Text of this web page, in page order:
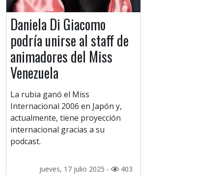
Daniela Di Giacomo
podría unirse al staff de
animadores del Miss
Venezuela
La rubia ganó el Miss
Internacional 2006 en Japón y,
actualmente, tiene proyección
internacional gracias a su
podcast.
jueves, 17 julio 2025 - 403